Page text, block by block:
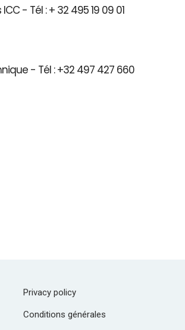
- Tél : + 32 495 19 09 01
- Tél : +32 497 427 660
Privacy policy
Conditions générales